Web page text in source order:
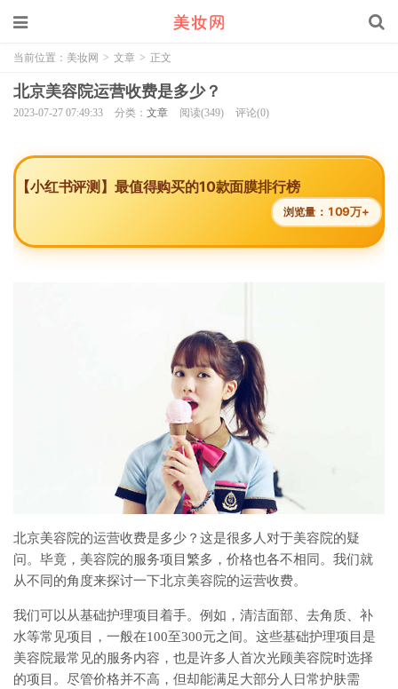
当前位置： 美妆网 > 文章 > 正文
北京美容院运营收费是多少？
2023-07-27 07:49:33 分类： 文章 阅读(349) 评论(0)
【小红书评测】最值得购买的10款面膜排行榜
浏览量： 109万+
北京美容院的运营收费是多少？这是很多人对于美容院的疑
问。毕竟，美容院的服务项目繁多，价格也各不相同。我们就
从不同的角度来探讨一下北京美容院的运营收费。
我们可以从基础护理项目着手。例如，清洁面部、去角质、补
水等常见项目，一般在100至300元之间。这些基础护理项目是
美容院最常见的服务内容，也是许多人首次光顾美容院时选择
的项目。尽管价格并不高，但却能满足大部分人日常护肤需